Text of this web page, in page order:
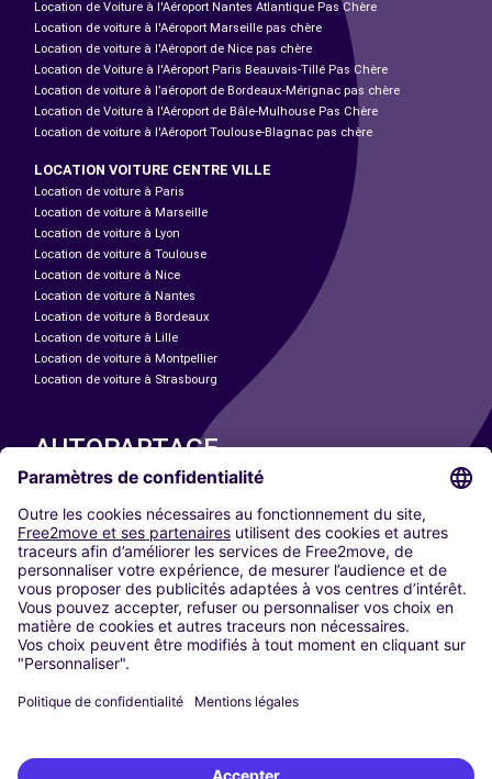
Location de Voiture à l'Aéroport Nantes Atlantique Pas Chère
Location de voiture à l'Aéroport Marseille pas chère
Location de voiture à l'Aéroport de Nice pas chère
Location de Voiture à l'Aéroport Paris Beauvais-Tillé Pas Chère
Location de voiture à l’aéroport de Bordeaux-Mérignac pas chère
Location de Voiture à l'Aéroport de Bâle-Mulhouse Pas Chère
Location de voiture à l'Aéroport Toulouse-Blagnac pas chère
LOCATION VOITURE CENTRE VILLE
Location de voiture à Paris
Location de voiture à Marseille
Location de voiture à Lyon
Location de voiture à Toulouse
Location de voiture à Nice
Location de voiture à Nantes
Location de voiture à Bordeaux
Location de voiture à Lille
Location de voiture à Montpellier
Location de voiture à Strasbourg
AUTOPARTAGE
Paris
Madrid
Washington DC
Milan
Rome
Turin
Vienne
Berlin
Düsseldorf